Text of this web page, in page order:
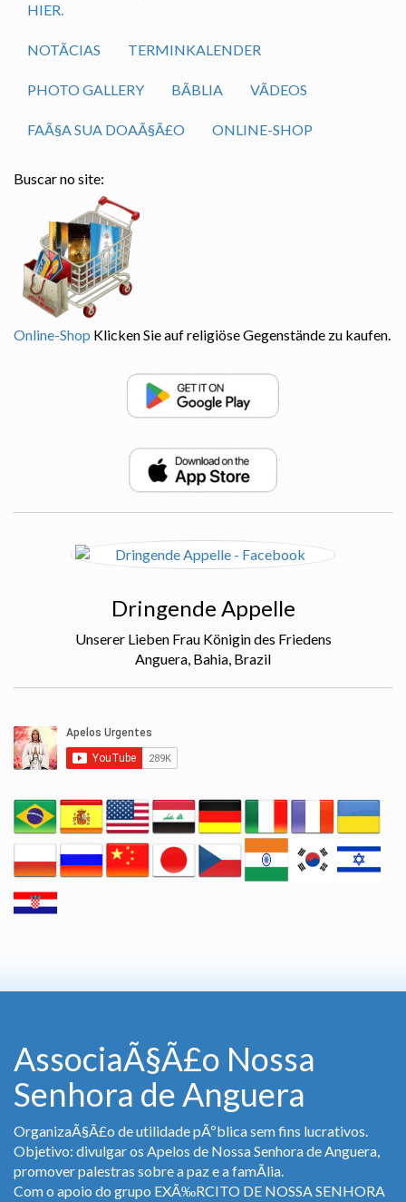
HIER.
NOTÃ­CIAS TERMINKALENDER
PHOTO GALLERY BÃ­BLIA VÃ­DEOS
FAÃ§A SUA DOAÃ§Ã£O ONLINE-SHOP
Buscar no site:
Online-Shop Klicken Sie auf religiöse Gegenstände zu kaufen.
Dringende Appelle
Unserer Lieben Frau Königin des Friedens
Anguera, Bahia, Brazil
AssociaÃ§Ã£o Nossa
Senhora de Anguera
OrganizaÃ§Ã£o de utilidade pÃºblica sem fins lucrativos.
Objetivo: divulgar os Apelos de Nossa Senhora de Anguera,
promover palestras sobre a paz e a famÃ­lia.
Com o apoio do grupo EXÃ‰RCITO DE NOSSA SENHORA